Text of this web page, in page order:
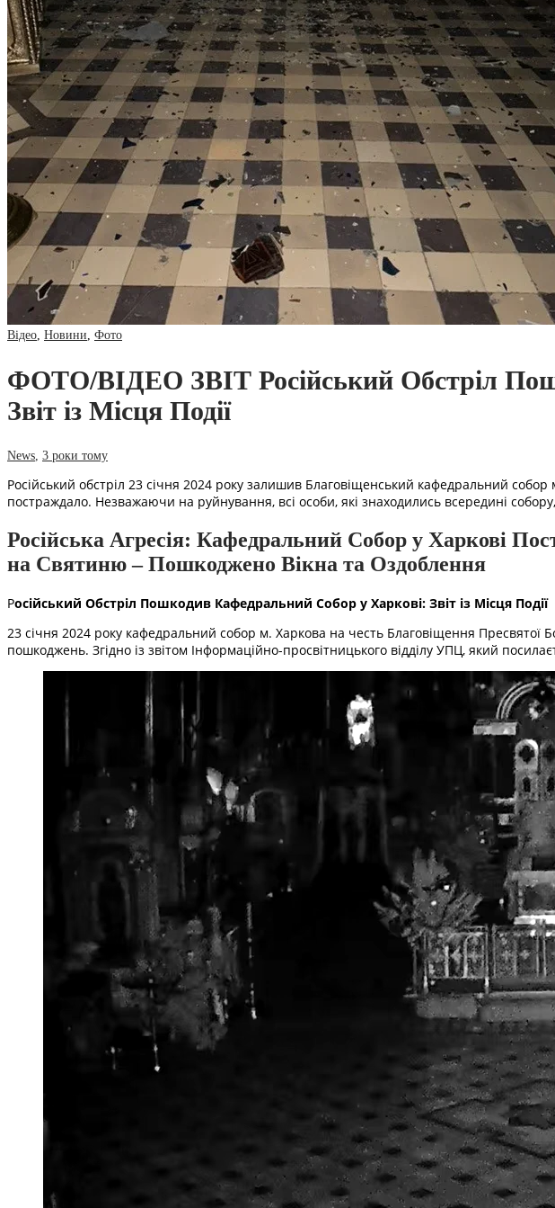
Відео Новини Фото
ФОТО/ВІДЕО ЗВІТ Російський Обстріл
Звіт із Місця Події
News 3 роки тому
Російський обстріл 23 січня 2024 року залишив Благовіщенський кафедральний
постраждало. Незважаючи на руйнування, всі особи, які знаходились всередині
Російська Агресія: Кафедральний Собор у Харкові
на Святиню – Пошкоджено Вікна та Оздоблення
Російський Обстріл Пошкодив Кафедральний Собор у Харкові: Звіт із Місця Події
23 січня 2024 року кафедральний собор м. Харкова на честь Благовіщення Пресвятої
пошкоджень. Згідно із звітом Інформаційно-просвітницького відділу УПЦ, який